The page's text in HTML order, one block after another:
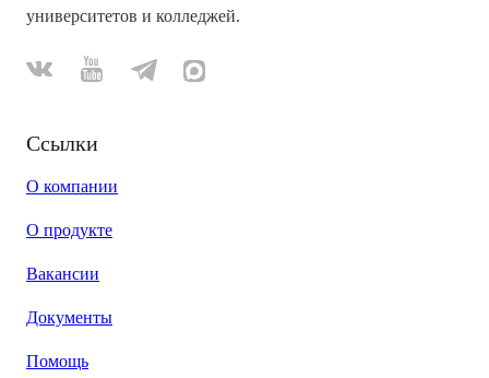
университетов и колледжей.
Ссылки
О компании
О продукте
Вакансии
Документы
Помощь